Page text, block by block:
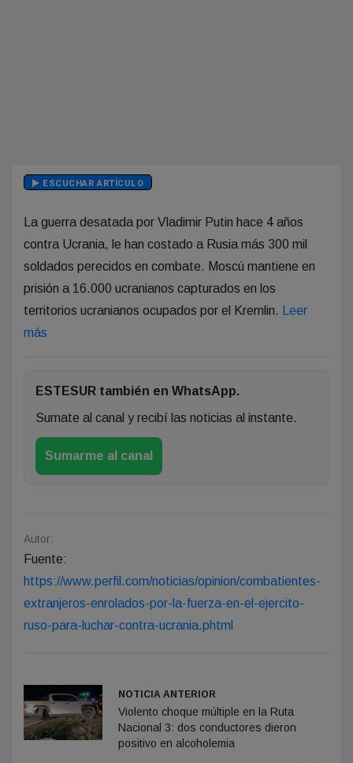
ESCUCHAR ARTÍCULO
La guerra desatada por Vladimir Putin hace 4 años
contra Ucrania, le han costado a Rusia más 300 mil
soldados perecidos en combate. Moscú mantiene en
prisión a 16.000 ucranianos capturados en los
territorios ucranianos ocupados por el Kremlin.
Leer
más
ESTESUR también en WhatsApp.
Sumate al canal y recibí las noticias al instante.
Sumarme al canal
Autor:
Fuente:
https://www.perfil.com/noticias/opinion/combatientes-
extranjeros-enrolados-por-la-fuerza-en-el-ejercito-
ruso-para-luchar-contra-ucrania.phtml
NOTICIA ANTERIOR
Violento choque múltiple en la Ruta
Nacional 3: dos conductores dieron
positivo en alcoholemia